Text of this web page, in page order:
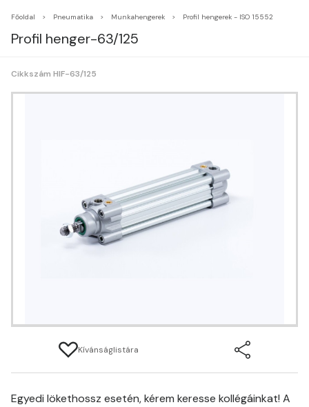
Főoldal Pneumatika Munkahengerek Profil hengerek - ISO 15552
Profil henger-63/125
Cikkszám HIF-63/125
Kívánságlistára
Egyedi lökethossz esetén, kérem keresse kollégáinkat! A